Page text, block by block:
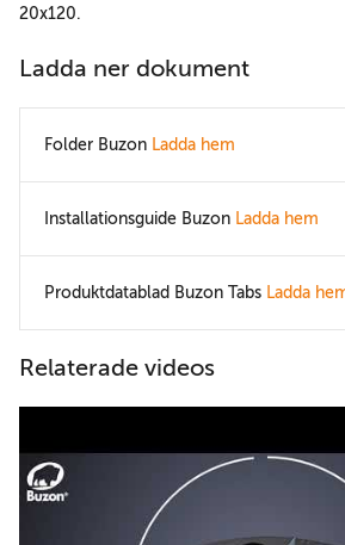
20x120.
Ladda ner dokument
Folder Buzon Ladda hem
Installationsguide Buzon Ladda hem
Produktdatablad Buzon Tabs Ladda
Relaterade videos